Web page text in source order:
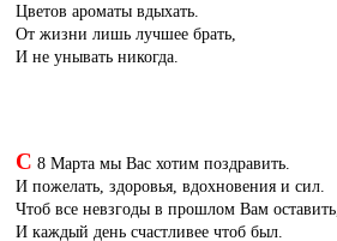
Цветов ароматы вдыхать.
От жизни лишь лучшее брать,
И не унывать никогда.
С 8 Марта мы Вас хотим поздравить.
И пожелать, здоровья, вдохновения и сил.
Чтоб все невзгоды в прошлом Вам оставить,
И каждый день счастливее чтоб был.